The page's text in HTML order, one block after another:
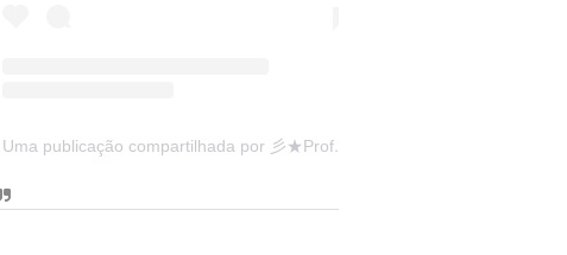
Uma publicação compartilhada por 彡★Professora: Valéria·.¸¸.· (@ensinandocomcarinho)